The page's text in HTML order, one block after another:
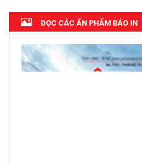
ĐỌC CÁC ẤN PHẨM BÁO IN